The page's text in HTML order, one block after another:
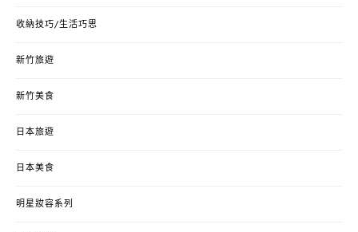
收納技巧/生活巧思
新竹旅遊
新竹美食
日本旅遊
日本美食
明星妝容系列